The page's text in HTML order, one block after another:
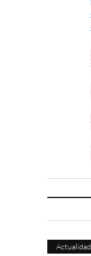
Actualidad